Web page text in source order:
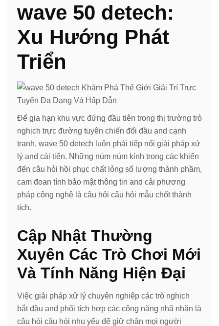
wave 50 detech:
Xu Hướng Phát
Triển
Để gia hạn khu vực đứng đầu tiên trong thị trường trò
nghịch trực đường tuyên chiến đối đầu and cạnh
tranh, wave 50 detech luôn phải tiếp nối giải pháp xử
lý and cải tiến. Những núm núm kỉnh trong các khiến
đến câu hỏi hồi phục chất lỏng số lượng thành phầm,
cam đoan tính bảo mật thông tin and cải phương
pháp công nghệ là câu hỏi câu hỏi mẫu chốt thành
tích.
Cập Nhật Thường
Xuyên Các Trò Chơi Mới
Và Tính Năng Hiện Đại
Việc giải pháp xử lý chuyên nghiệp các trò nghịch
bắt đầu and phối tích hợp các công năng nhã nhặn là
câu hỏi câu hỏi nhu yếu để giữ chân mọi người